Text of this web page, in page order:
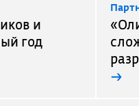
и
год
→